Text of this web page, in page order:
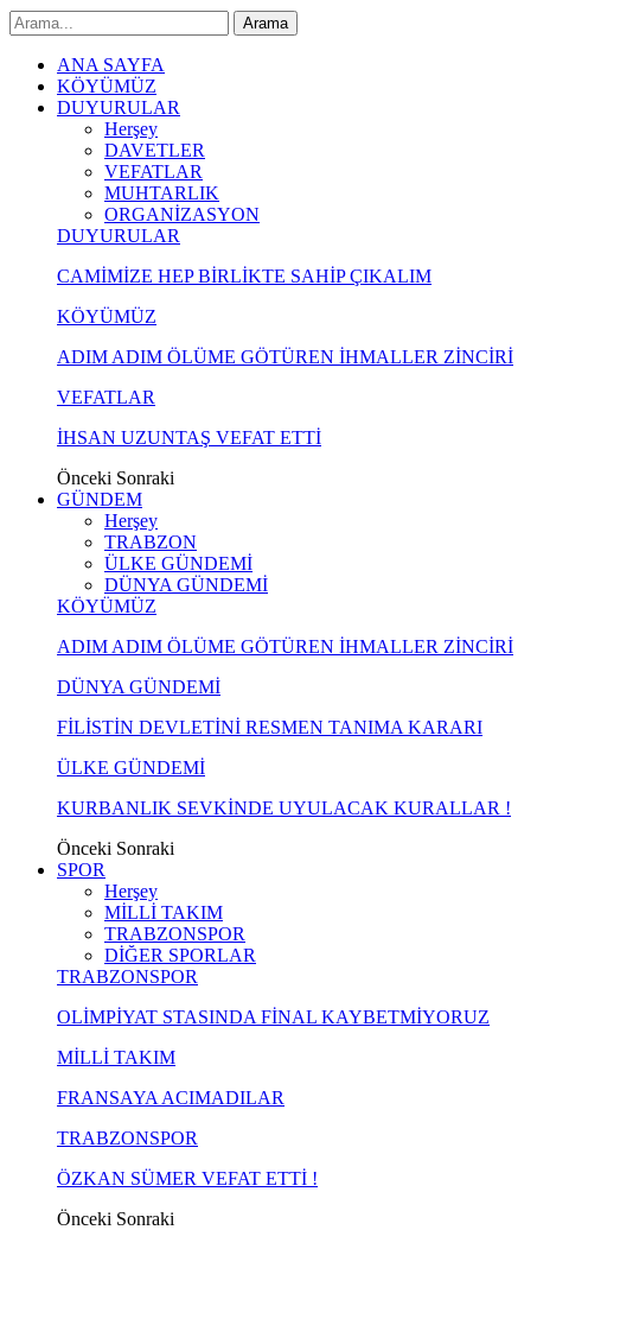
ANA SAYFA
KÖYÜMÜZ
DUYURULAR
Herşey
DAVETLER
VEFATLAR
MUHTARLIK
ORGANİZASYON
DUYURULAR
CAMİMİZE HEP BİRLİKTE SAHİP ÇIKALIM
KÖYÜMÜZ
ADIM ADIM ÖLÜME GÖTÜREN İHMALLER ZİNCİRİ
VEFATLAR
İHSAN UZUNTAŞ VEFAT ETTİ
Önceki Sonraki
GÜNDEM
Herşey
TRABZON
ÜLKE GÜNDEMİ
DÜNYA GÜNDEMİ
KÖYÜMÜZ
ADIM ADIM ÖLÜME GÖTÜREN İHMALLER ZİNCİRİ
DÜNYA GÜNDEMİ
FİLİSTİN DEVLETİNİ RESMEN TANIMA KARARI
ÜLKE GÜNDEMİ
KURBANLIK SEVKİNDE UYULACAK KURALLAR !
Önceki Sonraki
SPOR
Herşey
MİLLİ TAKIM
TRABZONSPOR
DİĞER SPORLAR
TRABZONSPOR
OLİMPİYAT STASINDA FİNAL KAYBETMİYORUZ
MİLLİ TAKIM
FRANSAYA ACIMADILAR
TRABZONSPOR
ÖZKAN SÜMER VEFAT ETTİ !
Önceki Sonraki